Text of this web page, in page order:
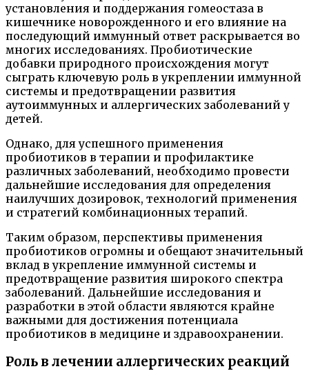
установления и поддержания гомеостаза в
кишечнике новорожденного и его влияние на
последующий иммунный ответ раскрывается во
многих исследованиях. Пробиотические
добавки природного происхождения могут
сыграть ключевую роль в укреплении иммунной
системы и предотвращении развития
аутоиммунных и аллергических заболеваний у
детей.
Однако, для успешного применения
пробиотиков в терапии и профилактике
различных заболеваний, необходимо провести
дальнейшие исследования для определения
наилучших дозировок, технологий применения
и стратегий комбинационных терапий.
Таким образом, перспективы применения
пробиотиков огромны и обещают значительный
вклад в укрепление иммунной системы и
предотвращение развития широкого спектра
заболеваний. Дальнейшие исследования и
разработки в этой области являются крайне
важными для достижения потенциала
пробиотиков в медицине и здравоохранении.
Роль в лечении аллергических реакций